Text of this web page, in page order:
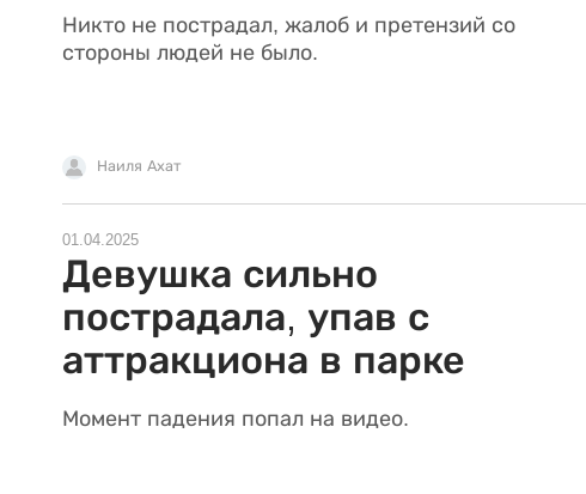
Никто не пострадал, жалоб и претензий со
стороны людей не было.
Наиля Ахат
01.04.2025
Девушка сильно
пострадала, упав с
аттракциона в парке
Момент падения попал на видео.